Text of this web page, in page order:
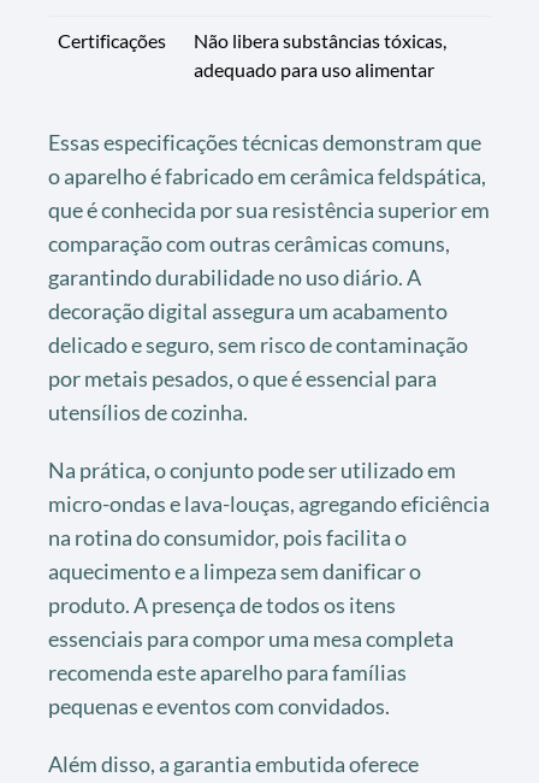
Certificações
Não libera substâncias tóxicas,
adequado para uso alimentar
Essas especificações técnicas demonstram que
o aparelho é fabricado em cerâmica feldspática,
que é conhecida por sua resistência superior em
comparação com outras cerâmicas comuns,
garantindo durabilidade no uso diário. A
decoração digital assegura um acabamento
delicado e seguro, sem risco de contaminação
por metais pesados, o que é essencial para
utensílios de cozinha.
Na prática, o conjunto pode ser utilizado em
micro-ondas e lava-louças, agregando eficiência
na rotina do consumidor, pois facilita o
aquecimento e a limpeza sem danificar o
produto. A presença de todos os itens
essenciais para compor uma mesa completa
recomenda este aparelho para famílias
pequenas e eventos com convidados.
Além disso, a garantia embutida oferece